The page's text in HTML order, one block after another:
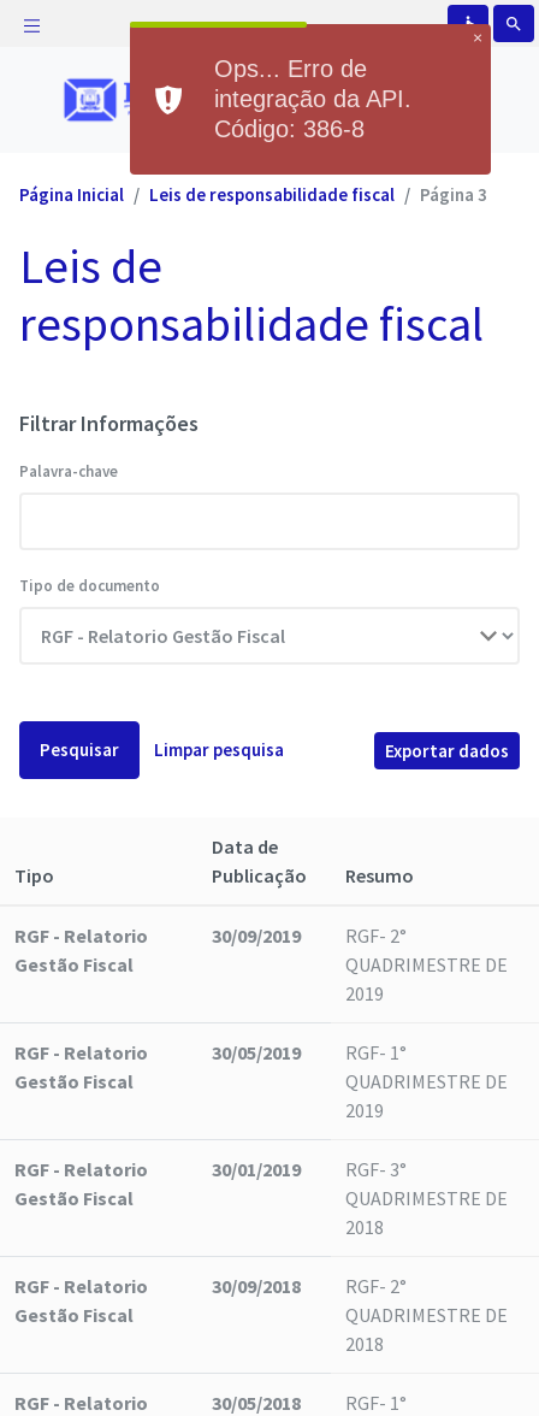
accessible search
Página Inicial Leis de responsabilidade fiscal Página 3
Leis de
responsabilidade fiscal
Filtrar Informações
Palavra-chave
Tipo de documento
Pesquisar Limpar pesquisa Exportar dados
Tipo
Data de
Publicação
Resumo
RGF - Relatorio
Gestão Fiscal
30/09/2019
RGF- 2°
QUADRIMESTRE DE
2019
RGF - Relatorio
Gestão Fiscal
30/05/2019
RGF- 1°
QUADRIMESTRE DE
2019
RGF - Relatorio
Gestão Fiscal
30/01/2019
RGF- 3°
QUADRIMESTRE DE
2018
RGF - Relatorio
Gestão Fiscal
30/09/2018
RGF- 2°
QUADRIMESTRE DE
2018
RGF - Relatorio
30/05/2018
RGF- 1°
×
Ops... Erro de
integração da API.
Código: 386-8